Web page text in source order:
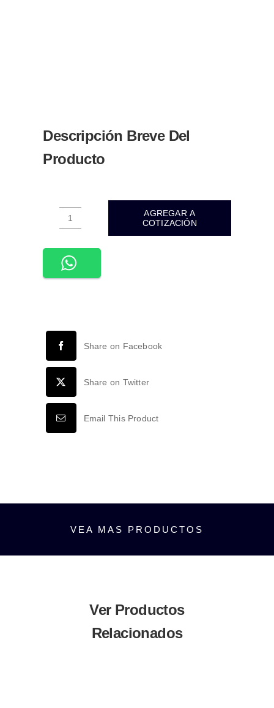
Descripción Breve Del
Producto
PLACA
APAGADOR
3
VIAS
90-
277VCA
ABS
BLANCO
cantidad
AGREGAR A
COTIZACIÓN
Share on Facebook
Share on Twitter
Email This Product
VEA MAS PRODUCTOS
Ver Productos
Relacionados